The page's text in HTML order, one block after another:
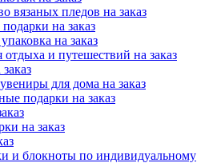
вязаных пледов на заказ
на заказ
на заказ
и путешествий на заказ
для дома на заказ
подарки на заказ
на заказ
и блокноты по индивидуальному